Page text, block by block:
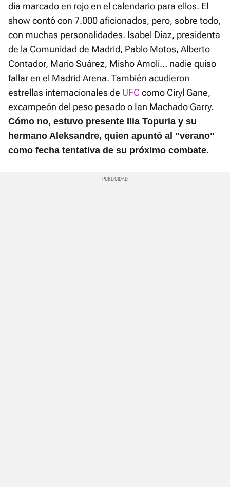
día marcado en rojo en el calendario para ellos. El
show contó con 7.000 aficionados, pero, sobre todo,
con muchas personalidades. Isabel Díaz, presidenta
de la Comunidad de Madrid, Pablo Motos, Alberto
Contador, Mario Suárez, Misho Amoli… nadie quiso
fallar en el Madrid Arena. También acudieron
estrellas internacionales de UFC como Ciryl Gane,
excampeón del peso pesado o Ian Machado Garry.
Cómo no, estuvo presente Ilia Topuria y su
hermano Aleksandre, quien apuntó al "verano"
como fecha tentativa de su próximo combate.